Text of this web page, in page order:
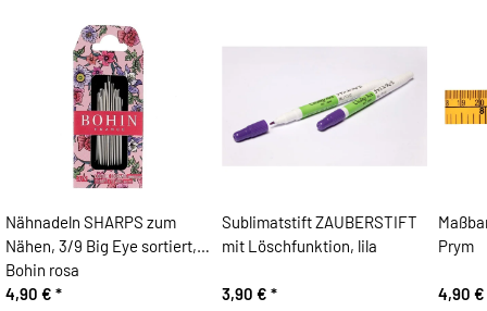
Nähnadeln SHARPS zum
Nähen, 3/9 Big Eye sortiert,
Bohin rosa
4,90 € *
Sublimatstift ZAUBERSTIFT
mit Löschfunktion, lila
3,90 € *
Prym
4,90 €